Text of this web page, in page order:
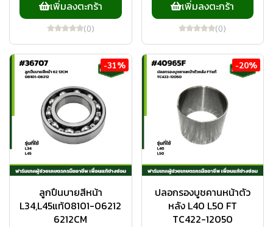
เพิ่มลงตะกร้า
(0)
เพิ่มลงตะกร้า
(0)
-31%
ลูกปืนบายสีหน้า
L34,L45แท้08101-06212
6212CM
-20%
ปลอกรองบูชคานหน้าตัว
หลัง L40 L50 FT
TC422-12050